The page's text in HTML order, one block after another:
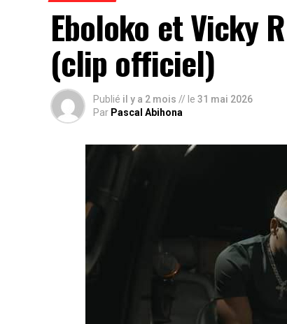
Eboloko et Vicky
(clip officiel)
Publié il y a 2 mois // le 31 mai 2026
Par Pascal Abihona